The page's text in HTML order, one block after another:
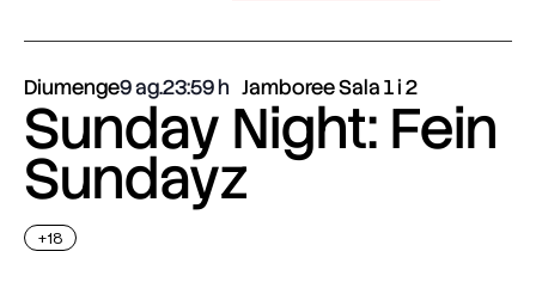
Diumenge9 ag.23:59 Jamboree Sala 1 i 2
Sunday Night: Fein
Sundayz
+18